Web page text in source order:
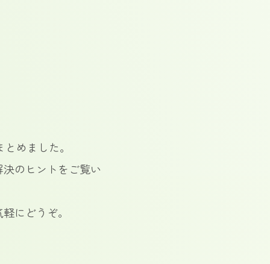
めました。
のヒントをご覧い
にどうぞ。